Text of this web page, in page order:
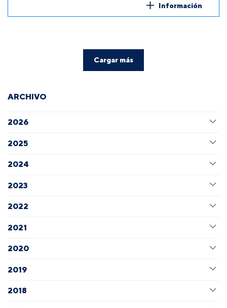
Información
Cargar más
ARCHIVO
2026
2025
2024
2023
2022
2021
2020
2019
2018